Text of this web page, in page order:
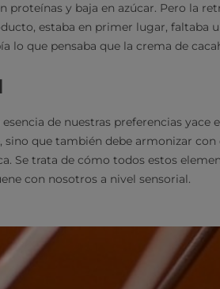
y baja en azúcar. Pero la
estaba en primer lugar, faltaba
lo que pensaba que la crema de
de nuestras preferencias yace
que también debe armonizar con
Se trata de cómo todos estos
con nosotros a nivel sensorial.